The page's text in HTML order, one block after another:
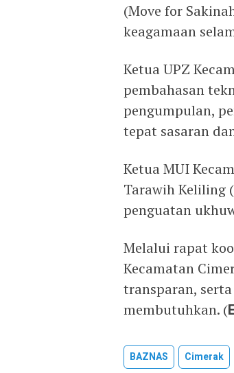
(Move for
keagamaan
Ketua UPZ
pembahasan
pengumpulan,
tepat sasaran
Ketua MUI
Tarawih Keliling
penguatan
Melalui rapat
Kecamatan
transparan,
membutuhkan. (
BAZNAS Cimerak